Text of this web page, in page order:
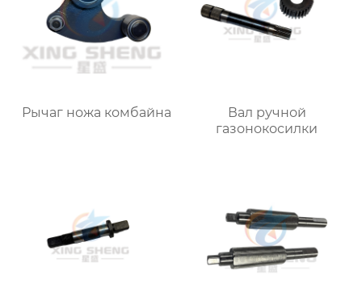
Рычаг ножа комбайна
Вал ручной
газонокосилки